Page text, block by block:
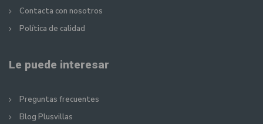
Contacta con nosotros
Política de calidad
Le puede interesar
Preguntas frecuentes
Blog Plusvillas